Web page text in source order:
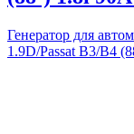
Генератор для
1.9D/Passat B3/B4